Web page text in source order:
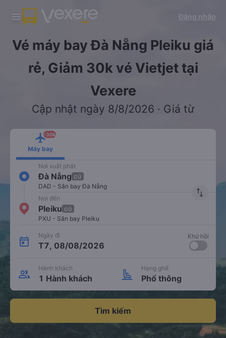
Tải app Vexere ngay!
Nhận ưu đãi thành viên độc
Mở app
Tải app Vexere
-30k/ghế khi đặt vé máy bay qua
Mở app
Đăng nhập
Vé máy bay Đà Nẵng Pleiku giá
rẻ, Giảm 30k vé Vietjet tại
Vexere
Cập nhật ngày 8/8/2026 · Giá từ
Máy bay
-30k
Nơi xuất phát
Đà Nẵng CŨ
DAD - Sân bay Đà Nẵng
import_export
Nơi đến
Pleiku CŨ
PXU - Sân bay Pleiku
Ngày đi
T7, 08/08/2026
Khứ hồi
Hành khách
1 Hành khách
Hạng ghế
Phổ thông
Tìm kiếm